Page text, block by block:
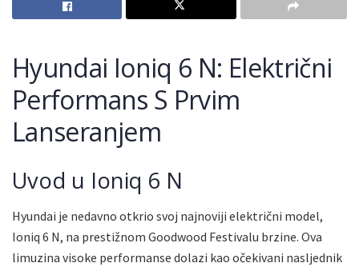
Hyundai Ioniq 6 N: Električni
Performans S Prvim
Lanseranjem
Uvod u Ioniq 6 N
Hyundai je nedavno otkrio svoj najnoviji električni model,
Ioniq 6 N, na prestižnom Goodwood Festivalu brzine. Ova
limuzina visoke performanse dolazi kao očekivani nasljednik